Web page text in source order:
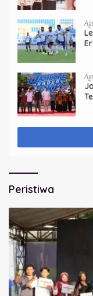
Peristiwa